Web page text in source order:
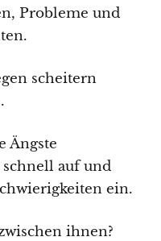
Probleme und
scheitern
Ängste
auf und
ein.
ihnen?